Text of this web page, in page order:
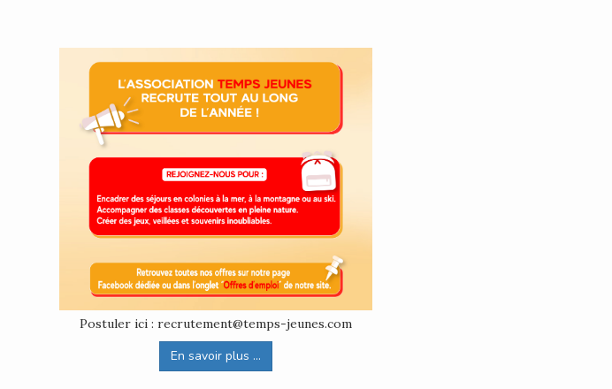
Postuler ici : recrutement@temps-jeunes.com
En savoir plus ...